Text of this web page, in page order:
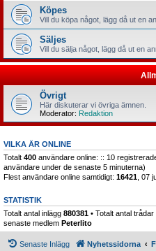
Köpes
Vill du köpa något, lägg då ut en
Säljes
Vill du sälja något, lägg då ut en
Övrigt
Här diskuterar vi övriga ämnen.
Moderator: Redaktion
VILKA ÄR ONLINE
Totalt 400 användare online: :: 10
användare under de senaste 5 minuterna)
Flest användare online samtidigt: 16421 , 07
STATISTIK
Totalt antal inlägg 880381 • Totalt antal trådar
senaste medlem Peterlito
Senaste Inlägg Nyhetssidorna